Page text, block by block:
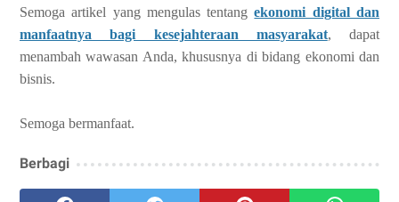
Semoga artikel yang mengulas tentangekonomi digital dan
manfaatnya bagi kesejahteraan masyarakat, dapat
menambah wawasan Anda, khususnya di bidang ekonomi dan
bisnis.
Semoga bermanfaat.
Berbagi